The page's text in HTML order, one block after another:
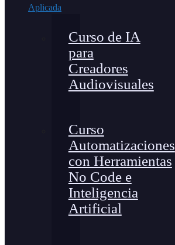
Aplicada
Curso de IA
para
Creadores
Audiovisuales
Curso
Automatizaciones
con Herramientas
No Code e
Inteligencia
Artificial